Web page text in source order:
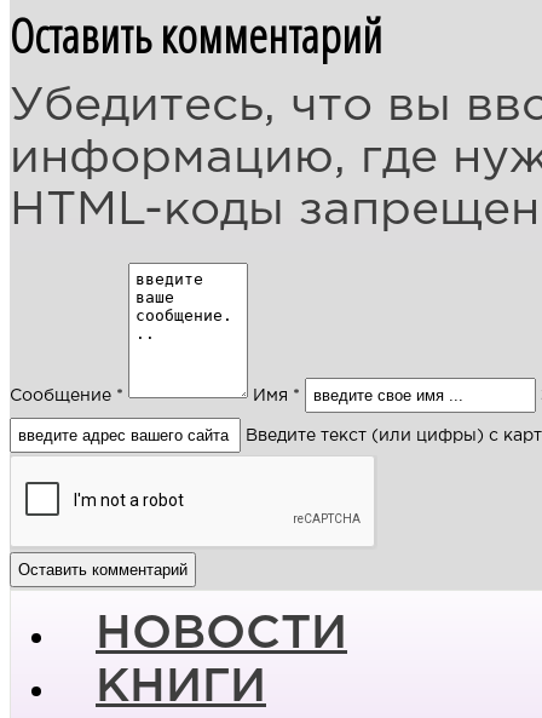
Оставить комментарий
Убедитесь, что вы
информацию, где
HTML-коды
Сообщение * Имя *
Введите текст (или цифры) с
НОВОСТИ
КНИГИ